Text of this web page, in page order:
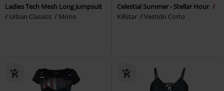
Ladies Tech Mesh Long Jumpsuit
Urban Classics
Mono
Celestial Summer - Stellar Hour
Killstar
Vestido Corto